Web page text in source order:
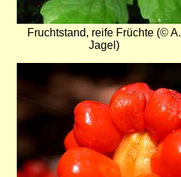
Fruchtstand, reife Früchte (© A.
Jagel)